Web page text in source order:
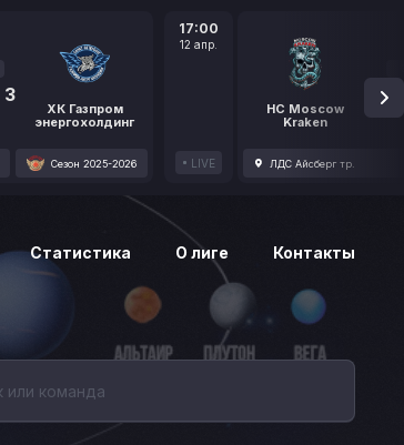
3
ХК Газпром
энергохолдинг
Сезон 2025-2026
17:00
12 апр.
LIVE
HC Moscow
Kraken
1
ЛДС Айсберг тр.
Статистика О лиге Контакты